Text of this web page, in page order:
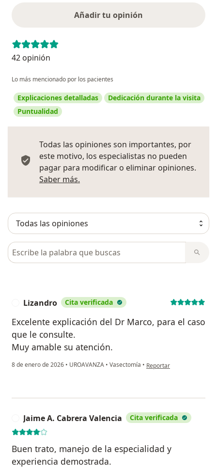
Añadir tu opinión
42 opinión
Lo más mencionado por los pacientes
Explicaciones detalladas
Dedicación durante la visita
Puntualidad
Todas las opiniones son importantes, por
este motivo, los especialistas no pueden
pagar para modificar o eliminar opiniones.
Saber más.
Busca en opiniones
Lizandro Cita verificada
Excelente explicación del Dr Marco, para el caso
que le consulte.
Muy amable su atención.
8 de enero de 2026 • UROAVANZA • Vasectomía • en opinión del usuario
Reportar
Jaime A. Cabrera Valencia Cita verificada
Buen trato, manejo de la especialidad y
experiencia demostrada.